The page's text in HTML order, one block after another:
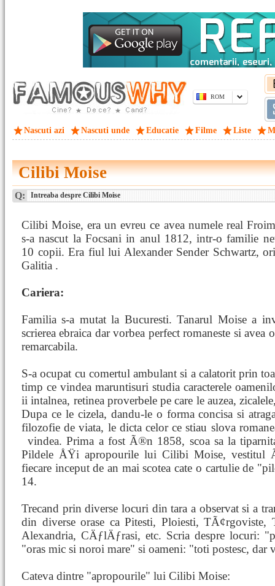
ROM
Nascuti azi Nascuti unde Educatie Filme Liste
Cilibi Moise
Q: Intreaba despre Cilibi Moise
Cilibi Moise, era un evreu ce avea numele real
s-a nascut la Focsani in anul 1812, intr-o familie
10 copii. Era fiul lui Alexander Sender Schwartz,
Galitia .
Cariera:
Familia s-a mutat la Bucuresti. Tanarul Moise a
scrierea ebraica dar vorbea perfect romaneste si avea
remarcabila.
S-a ocupat cu comertul ambulant si a calatorit prin
timp ce vindea maruntisuri studia caracterele
ii intalnea, retinea proverbele pe care le auzea,
Dupa ce le cizela, dandu-le o forma concisa si
filozofie de viata, le dicta celor ce stiau slova
vindea. Prima a fost Ã®n 1858, scoa sa la
Pildele ÅŸi apropourile lui Cilibi Moise, vestitul
fiecare inceput de an mai scotea cate o cartulie de
14.
Trecand prin diverse locuri din tara a observat si a
din diverse orase ca Pitesti, Ploiesti,
Alexandria, CÄƒlÄƒrasi, etc. Scria despre locuri:
"oras mic si noroi mare" si oameni: "toti postesc, dar
Cateva dintre "apropourile" lui Cilibi Moise: